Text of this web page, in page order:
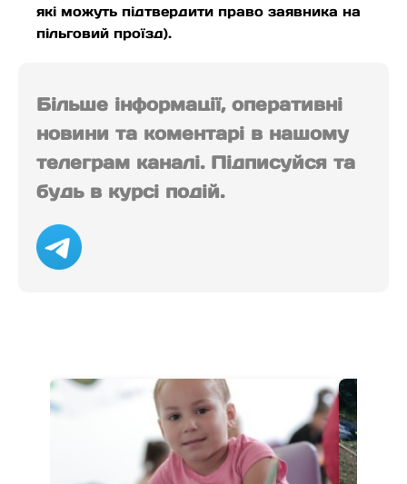
які можуть підтвердити право заявника на
пільговий проїзд).
Більше інформації, оперативні
новини та коментарі в нашому
телеграм каналі. Підписуйся та
будь в курсі подій.